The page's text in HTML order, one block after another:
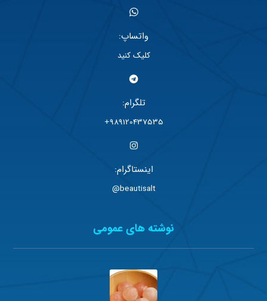
واتساپ:
کلیک کنید
تلگرام:
989120437535+
اینستاگرام:
beautisalt@
نوشته های عمومی